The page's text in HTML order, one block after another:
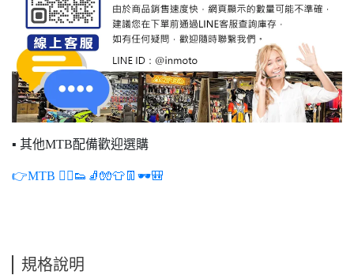
▪ 其他MTB配備歡迎選購
👉MTB 🚵‍♂️👟🧦🧤👕👖🕶️🎒
規格說明